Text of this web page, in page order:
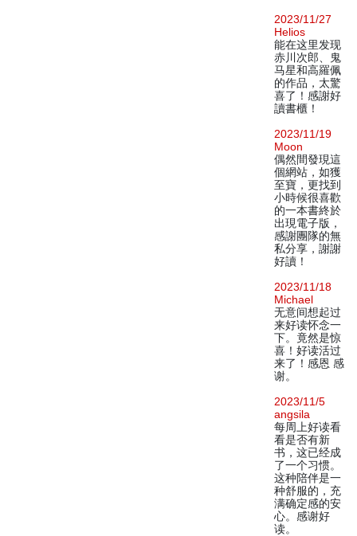
2023/11/27
Helios
能在这里发现
赤川次郎、鬼
马星和高羅佩
的作品，太驚
喜了！感謝好
讀書櫃！
2023/11/19
Moon
偶然間發現這
個網站，如獲
至寶，更找到
小時候很喜歡
的一本書終於
出現電子版，
感謝團隊的無
私分享，謝謝
好讀！
2023/11/18
Michael
无意间想起过
来好读怀念一
下。竟然是惊
喜！好读活过
来了！感恩 感
谢。
2023/11/5
angsila
每周上好读看
看是否有新
书，这已经成
了一个习惯。
这种陪伴是一
种舒服的，充
满确定感的安
心。感谢好
读。